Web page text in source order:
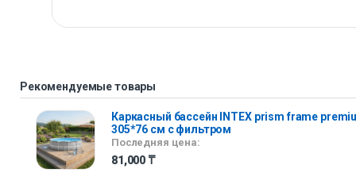
Рекомендуемые товары
Каркасный бассейн INTEX prism frame
305*76 см с фильтром
Последняя цена:
81,000 ₸